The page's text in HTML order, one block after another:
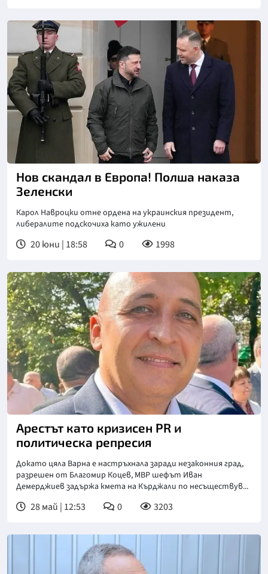
Нов скандал в Европа! Полша наказа
Зеленски
Карол Навроцки отне ордена на украинския президент,
либералите подскочиха като ужилени
20 юни | 18:58 0 1998
Арестът като кризисен PR и
политическа репресия
Докато цяла Варна е настръхнала заради незаконния град,
разрешен от Благомир Коцев, МВР шефът Иван
Демерджиев задържа кмета на Кърджали по несъществув...
28 май | 12:53 0 3203